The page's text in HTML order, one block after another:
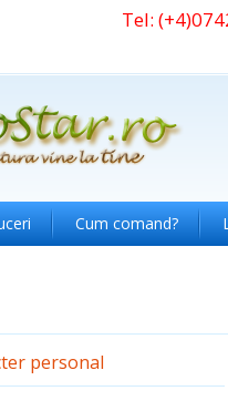
Tel:
Cum comand?
personal